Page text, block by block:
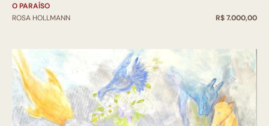
O PARAÍSO
ROSA HOLLMANN
R$ 7.000,00